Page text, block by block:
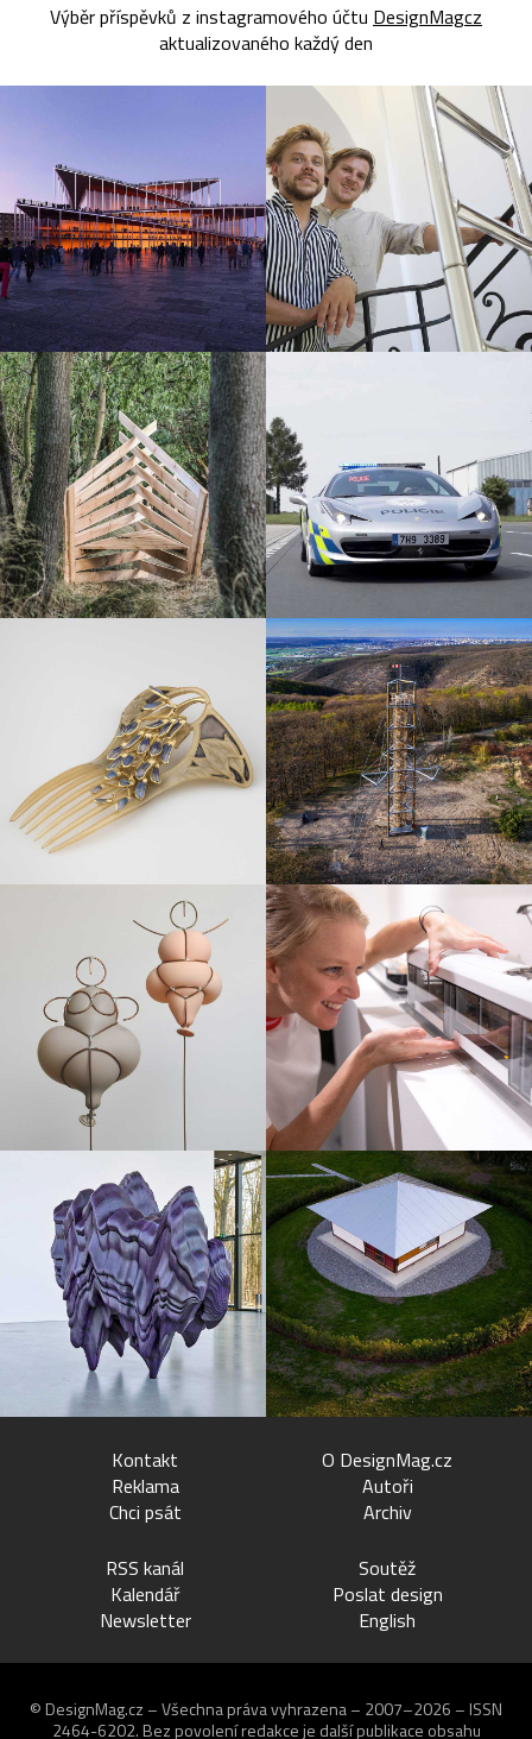
Výběr příspěvků z instagramového účtu DesignMagcz
aktualizovaného každý den
Kontakt
Reklama
Chci psát
O DesignMag.cz
Autoři
Archiv
RSS kanál
Kalendář
Newsletter
Soutěž
Poslat design
English
© DesignMag.cz – Všechna práva vyhrazena – 2007–2026 – ISSN
2464-6202. Bez povolení redakce je další publikace obsahu